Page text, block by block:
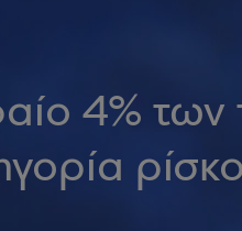
4% των